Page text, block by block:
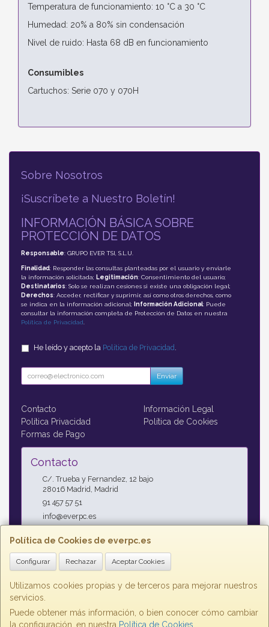
Temperatura de funcionamiento: 10 °C a 30 °C
Humedad: 20% a 80% sin condensación
Nivel de ruido: Hasta 68 dB en funcionamiento
Consumibles
Cartuchos: Serie 070 y 070H
Política de Cookies de everpc.es
Configurar Rechazar Aceptar Cookies
Utilizamos cookies propias y de terceros para mejorar nuestros
servicios.
Puede obtener más información, o bien conocer cómo cambiar
la configuración, en nuestra Política de Cookies
Sobre Nosotros
¡Suscríbete a Nuestro Boletín!
INFORMACIÓN BÁSICA SOBRE
PROTECCIÓN DE DATOS
Responsable: GRUPO EVER TSI, S.L.U.
Finalidad: Responder las consultas planteadas por el usuario y enviarle
la información solicitada; Legitimación: Consentimiento del usuario;
Destinatarios: Solo se realizan cesiones si existe una obligación legal;
Derechos: Acceder, rectificar y suprimir, así como otros derechos, como
se indica en la información adicional;
Información Adicional: Puede
consultar la información completa de Protección de Datos en nuestra
Política de Privacidad
He leído y acepto la Política de Privacidad
Enviar
Contacto
Información Legal
Política Privacidad
Política de Cookies
Formas de Pago
Contacto
C/. Trueba y Fernandez, 12 bajo
28016 Madrid Madrid
91 457 57 51
info@everpc.es
Horario
Horario continuo : Lunes a Jueves 09:00h - 19:00h, Viernes
09:00h - 14:00h